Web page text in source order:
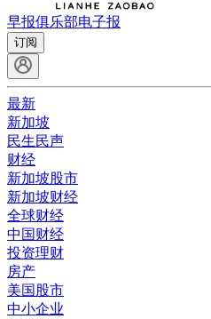
早报俱乐部电子报
订阅
最新
新加坡
民生民声
财经
新加坡股市
新加坡财经
全球财经
中国财经
投资理财
房产
美国股市
中小企业